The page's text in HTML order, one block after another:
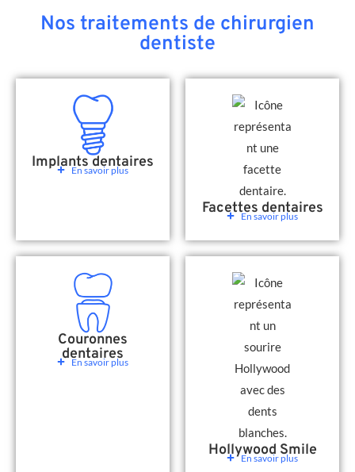
Nos traitements de chirurgien
dentiste
Implants dentaires
En savoir plus
Facettes dentaires
En savoir plus
Couronnes
dentaires
En savoir plus
Hollywood Smile
En savoir plus